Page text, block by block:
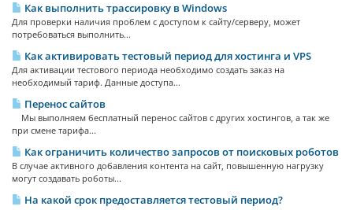
Как выполнить трассировку в Windows
Для проверки наличия проблем с доступом к сайту/серверу, может
потребоваться выполнить...
Как активировать тестовый период для хостинга и VPS
Для активации тестового периода необходимо создать заказ на
необходимый тариф. Данные доступа...
Перенос сайтов
Мы выполняем бесплатный перенос сайтов с других хостингов, а так же
при смене тарифа...
Как ограничить количество запросов от поисковых роботов
В случае активного добавления контента на сайт, повышенную нагрузку
могут создавать роботы...
На какой срок предоставляется тестовый период?